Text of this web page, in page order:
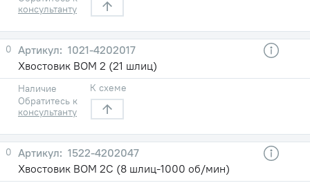
консультанту
0
1021-4202017
Хвостовик ВОМ 2 (21 шлиц)
Наличие
Обратитесь к
консультанту
К схеме
0
1522-4202047
Хвостовик ВОМ 2С (8 шлиц-1000 об/мин)